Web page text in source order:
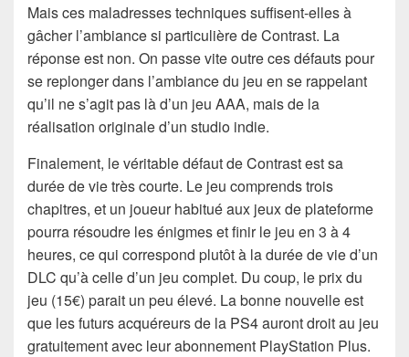
Mais ces maladresses techniques suffisent-elles à
gâcher l’ambiance si particulière de Contrast. La
réponse est non. On passe vite outre ces défauts pour
se replonger dans l’ambiance du jeu en se rappelant
qu’il ne s’agit pas là d’un jeu AAA, mais de la
réalisation originale d’un studio indie.
Finalement, le véritable défaut de Contrast est sa
durée de vie très courte. Le jeu comprends trois
chapitres, et un joueur habitué aux jeux de plateforme
pourra résoudre les énigmes et finir le jeu en 3 à 4
heures, ce qui correspond plutôt à la durée de vie d’un
DLC qu’à celle d’un jeu complet. Du coup, le prix du
jeu (15€) parait un peu élevé. La bonne nouvelle est
que les futurs acquéreurs de la PS4 auront droit au jeu
gratuitement avec leur abonnement PlayStation Plus.